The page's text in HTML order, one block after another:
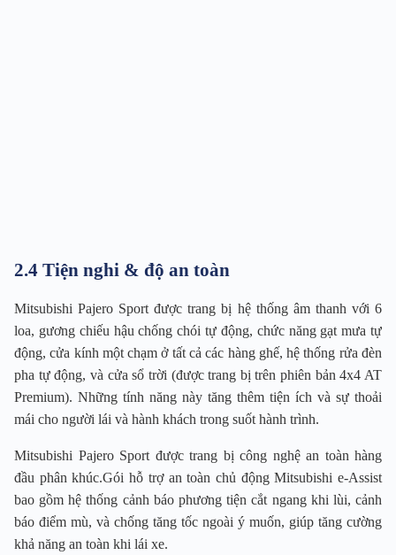
2.4 Tiện nghi & độ an toàn
Mitsubishi Pajero Sport được trang bị hệ thống âm thanh với 6
loa, gương chiếu hậu chống chói tự động, chức năng gạt mưa tự
động, cửa kính một chạm ở tất cả các hàng ghế, hệ thống rửa đèn
pha tự động, và cửa sổ trời (được trang bị trên phiên bản 4x4 AT
Premium). Những tính năng này tăng thêm tiện ích và sự thoải
mái cho người lái và hành khách trong suốt hành trình.
Mitsubishi Pajero Sport được trang bị công nghệ an toàn hàng
đầu phân khúc.Gói hỗ trợ an toàn chủ động Mitsubishi e-Assist
bao gồm hệ thống cảnh báo phương tiện cắt ngang khi lùi, cảnh
báo điểm mù, và chống tăng tốc ngoài ý muốn, giúp tăng cường
khả năng an toàn khi lái xe.